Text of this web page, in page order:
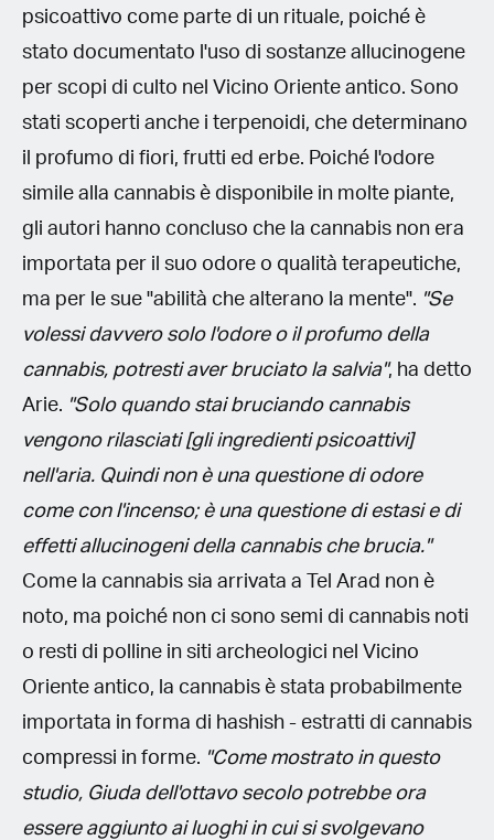
psicoattivo come parte di un rituale, poiché è
stato documentato l'uso di sostanze allucinogene
per scopi di culto nel Vicino Oriente antico. Sono
stati scoperti anche i terpenoidi, che determinano
il profumo di fiori, frutti ed erbe. Poiché l'odore
simile alla cannabis è disponibile in molte piante,
gli autori hanno concluso che la cannabis non era
importata per il suo odore o qualità terapeutiche,
ma per le sue "abilità che alterano la mente". "Se
volessi davvero solo l'odore o il profumo della
cannabis, potresti aver bruciato la salvia", ha detto
Arie. "Solo quando stai bruciando cannabis
vengono rilasciati [gli ingredienti psicoattivi]
nell'aria. Quindi non è una questione di odore
come con l'incenso; è una questione di estasi e di
effetti allucinogeni della cannabis che brucia."
Come la cannabis sia arrivata a Tel Arad non è
noto, ma poiché non ci sono semi di cannabis noti
o resti di polline in siti archeologici nel Vicino
Oriente antico, la cannabis è stata probabilmente
importata in forma di hashish - estratti di cannabis
compressi in forme. "Come mostrato in questo
studio, Giuda dell'ottavo secolo potrebbe ora
essere aggiunto ai luoghi in cui si svolgevano